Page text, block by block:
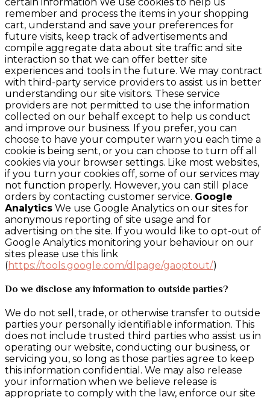
remember and process the items in your shopping
cart, understand and save your preferences for
future visits, keep track of advertisements and
compile aggregate data about site traffic and site
interaction so that we can offer better site
experiences and tools in the future. We may contract
with third-party service providers to assist us in better
understanding our site visitors. These service
providers are not permitted to use the information
collected on our behalf except to help us conduct
and improve our business. If you prefer, you can
choose to have your computer warn you each time a
cookie is being sent, or you can choose to turn off all
cookies via your browser settings. Like most websites,
if you turn your cookies off, some of our services may
not function properly. However, you can still place
orders by contacting customer service. Google
Analytics We use Google Analytics on our sites for
anonymous reporting of site usage and for
advertising on the site. If you would like to opt-out of
Google Analytics monitoring your behaviour on our
sites please use this link
(https://tools.google.com/dlpage/gaoptout/)
Do we disclose any information to outside parties?
We do not sell, trade, or otherwise transfer to outside
parties your personally identifiable information. This
does not include trusted third parties who assist us in
operating our website, conducting our business, or
servicing you, so long as those parties agree to keep
this information confidential. We may also release
your information when we believe release is
appropriate to comply with the law, enforce our site